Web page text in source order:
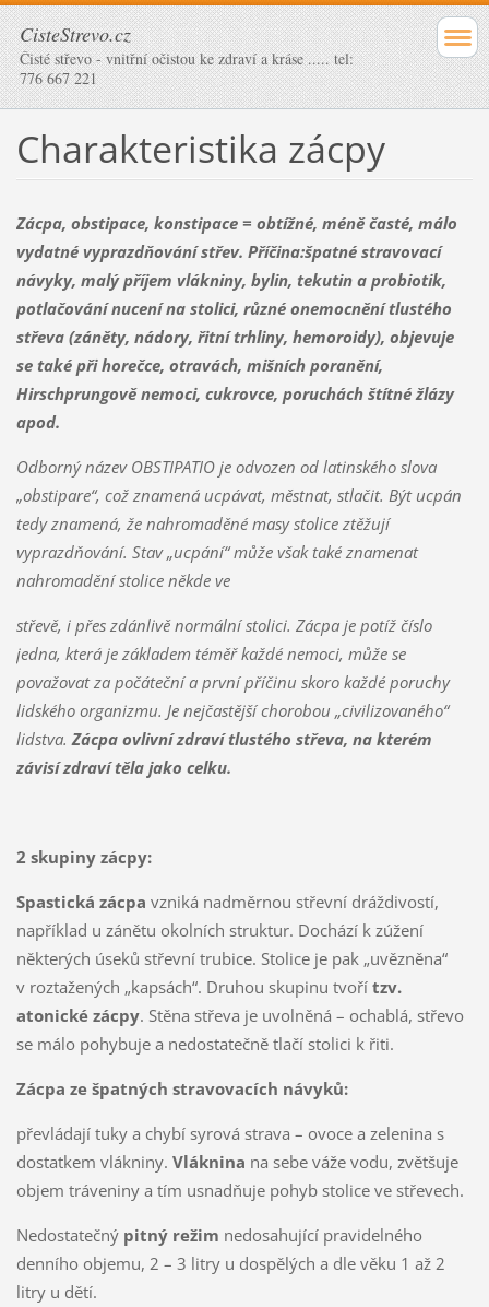
CisteStrevo.cz
Čisté střevo - vnitřní očistou ke zdraví a kráse ..... tel:
776 667 221
Charakteristika zácpy
Zácpa, obstipace, konstipace = obtížné, méně časté, málo
vydatné vyprazdňování střev. Příčina:špatné stravovací
návyky, malý příjem vlákniny, bylin, tekutin a probiotik,
potlačování nucení na stolici, různé onemocnění tlustého
střeva (záněty, nádory, řitní trhliny, hemoroidy), objevuje
se také při horečce, otravách, mišních poranění,
Hirschprungově nemoci, cukrovce, poruchách štítné žlázy
apod.
Odborný název OBSTIPATIO je odvozen od latinského slova
„obstipare“, což znamená ucpávat, městnat, stlačit. Být ucpán
tedy znamená, že nahromaděné masy stolice ztěžují
vyprazdňování. Stav „ucpání“ může však také znamenat
nahromadění stolice někde ve
střevě, i přes zdánlivě normální stolici. Zácpa je potíž číslo
jedna, která je základem téměř každé nemoci, může se
považovat za počáteční a první příčinu skoro každé poruchy
lidského organizmu. Je nejčastější chorobou „civilizovaného“
lidstva. Zácpa ovlivní zdraví tlustého střeva, na kterém
závisí zdraví těla jako celku.
2 skupiny zácpy:
Spastická zácpa vzniká nadměrnou střevní dráždivostí,
například u zánětu okolních struktur. Dochází k zúžení
některých úseků střevní trubice. Stolice je pak „uvězněna“
v roztažených „kapsách“. Druhou skupinu tvoří tzv.
atonické zácpy. Stěna střeva je uvolněná – ochablá, střevo
se málo pohybuje a nedostatečně tlačí stolici k řiti.
Zácpa ze špatných stravovacích návyků:
převládají tuky a chybí syrová strava – ovoce a zelenina s
dostatkem vlákniny. Vláknina na sebe váže vodu, zvětšuje
objem tráveniny a tím usnadňuje pohyb stolice ve střevech.
Nedostatečný pitný režim nedosahující pravidelného
denního objemu, 2 – 3 litry u dospělých a dle věku 1 až 2
litry u dětí.